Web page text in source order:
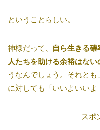
ということらしい。
神様だって、
自ら生きる確
人たちを助ける余裕はない
うなんでしょう。それと
に対しても「いいよいいよ
スポ